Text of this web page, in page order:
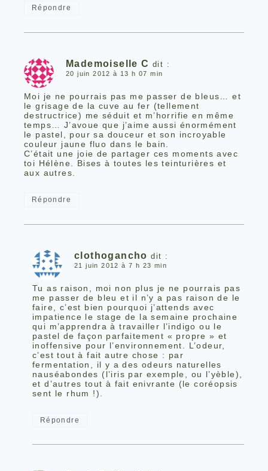
Répondre
Mademoiselle C dit :
20 juin 2012 à 13 h 07 min
Moi je ne pourrais pas me passer de bleus… et
le grisage de la cuve au fer (tellement
destructrice) me séduit et m’horrifie en même
temps… J’avoue que j’aime aussi énormément
le pastel, pour sa douceur et son incroyable
couleur jaune fluo dans le bain.
C’était une joie de partager ces moments avec
toi Hélène. Bises à toutes les teinturières et
aux autres.
Répondre
clothogancho dit :
21 juin 2012 à 7 h 23 min
Tu as raison, moi non plus je ne pourrais pas
me passer de bleu et il n’y a pas raison de le
faire, c’est bien pourquoi j’attends avec
impatience le stage de la semaine prochaine
qui m’apprendra à travailler l’indigo ou le
pastel de façon parfaitement « propre » et
inoffensive pour l’environnement. L’odeur,
c’est tout à fait autre chose : par
fermentation, il y a des odeurs naturelles
nauséabondes (l’iris par exemple, ou l’yèble),
et d’autres tout à fait enivrante (le coréopsis
sent le rhum !).
Répondre